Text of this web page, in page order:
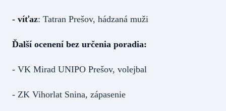
- víťaz: Tatran Prešov, hádzaná muži
Ďalší ocenení bez určenia poradia:
- VK Mirad UNIPO Prešov, volejbal
- ZK Vihorlat Snina, zápasenie